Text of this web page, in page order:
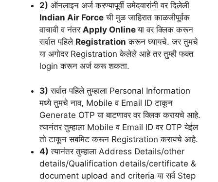
2) ऑनलाइन अर्ज करण्यापूर्वी उमेदवारांनी वर दिलेली
Indian Air Force ची मुळ जाहिरात काळजीपूर्वक
वाचावी व नंतर Apply Onlineया वर क्लिक करून
सर्वात पहिले Registration करून घ्यायचे. जर तुमचे
या अगोदर Registration केलेले आहे तर तुम्ही फक्त
login करून अर्ज करू शकता.
3) सर्वात पहिले तुम्हाला Personal Information
मध्ये तुमचे नाव, Mobile व Email ID टाकून
Generate OTP या बाटणावर वर क्लिक करायचे आहे.
त्यानंतर तुम्हाला Mobile व Email ID वर OTP येईल
तो टाकून सबमिट करून Registration करायचे आहे.
4) त्यानंतर तुम्हाला Address Details/other
details/Qualification details/certificate &
document upload and criteria या सर्व Step